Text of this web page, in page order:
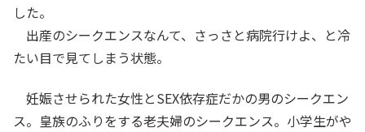
した。
出産のシークエンスなんて、さっさと病院行けよ、と冷
たい目で見てしまう状態。
妊娠させられた女性とSEX依存症だかの男のシークエン
ス。皇族のふりをする老夫婦のシークエンス。小学生がや